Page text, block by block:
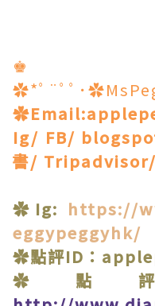
♚
✿*ﾟ¨ﾟﾟ･
Ig/ FB/
書/
✿Ig: https://
eggypeggyhk/
✿點評ID：
✿點